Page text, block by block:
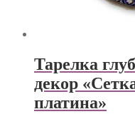
Тарелка
декор
платина»